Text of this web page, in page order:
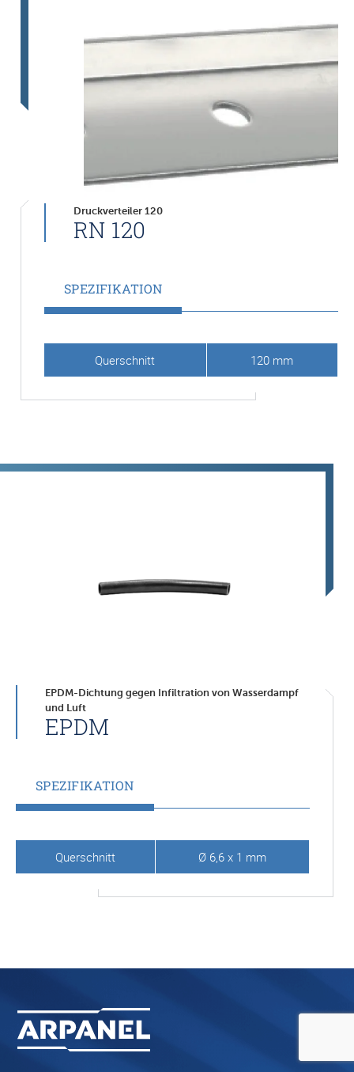
Druckverteiler 120
RN 120
SPEZIFIKATION
Querschnitt 120 mm
EPDM-Dichtung gegen Infiltration von Wasserdampf
und Luft
EPDM
SPEZIFIKATION
Querschnitt Ø 6,6 x 1 mm